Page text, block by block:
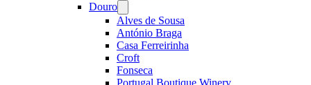
Douro
menu
Alves de Sousa
António Braga
Casa Ferreirinha
Croft
Fonseca
Portugal Boutique Winery